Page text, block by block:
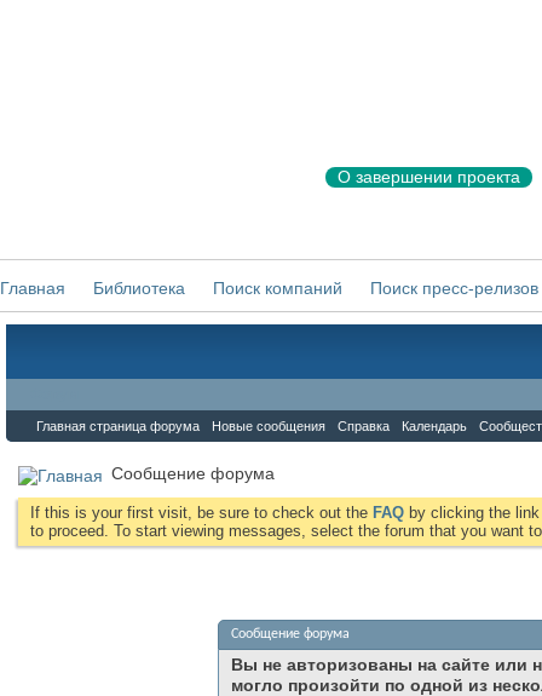
О завершении проекта
Главная Библиотека Поиск компаний Поиск пресс-релизов
Главная страница форума Новые сообщения Справка Календарь
Сообщение форума
If this is your first visit, be sure to check out the FAQ by clicking the
to proceed. To start viewing messages, select the forum that you want
Сообщение форума
Вы не авторизованы на сайте или
могло произойти по одной из